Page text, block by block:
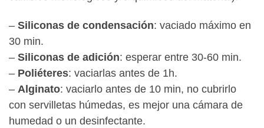
– Siliconas de condensación: vaciado máximo en
30 min.
– Siliconas de adición: esperar entre 30-60 min.
– Poliéteres: vaciarlas antes de 1h.
– Alginato: vaciarlo antes de 10 min, no cubrirlo
con servilletas húmedas, es mejor una cámara de
humedad o un desinfectante.